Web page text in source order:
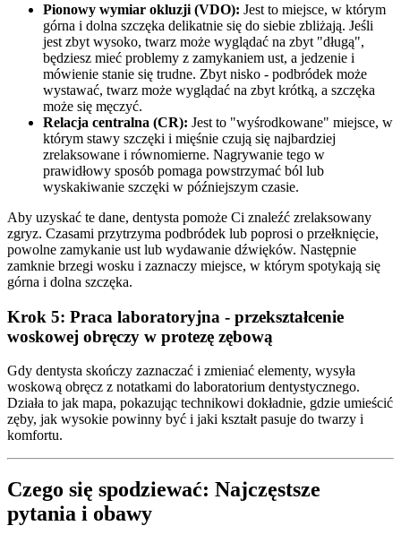
Pionowy wymiar okluzji (VDO): Jest to miejsce, w którym
górna i dolna szczęka delikatnie się do siebie zbliżają. Jeśli
jest zbyt wysoko, twarz może wyglądać na zbyt "długą",
będziesz mieć problemy z zamykaniem ust, a jedzenie i
mówienie stanie się trudne. Zbyt nisko - podbródek może
wystawać, twarz może wyglądać na zbyt krótką, a szczęka
może się męczyć.
Relacja centralna (CR): Jest to "wyśrodkowane" miejsce, w
którym stawy szczęki i mięśnie czują się najbardziej
zrelaksowane i równomierne. Nagrywanie tego w
prawidłowy sposób pomaga powstrzymać ból lub
wyskakiwanie szczęki w późniejszym czasie.
Aby uzyskać te dane, dentysta pomoże Ci znaleźć zrelaksowany
zgryz. Czasami przytrzyma podbródek lub poprosi o przełknięcie,
powolne zamykanie ust lub wydawanie dźwięków. Następnie
zamknie brzegi wosku i zaznaczy miejsce, w którym spotykają się
górna i dolna szczęka.
Krok 5: Praca laboratoryjna - przekształcenie
woskowej obręczy w protezę zębową
Gdy dentysta skończy zaznaczać i zmieniać elementy, wysyła
woskową obręcz z notatkami do laboratorium dentystycznego.
Działa to jak mapa, pokazując technikowi dokładnie, gdzie umieścić
zęby, jak wysokie powinny być i jaki kształt pasuje do twarzy i
komfortu.
Czego się spodziewać: Najczęstsze
pytania i obawy